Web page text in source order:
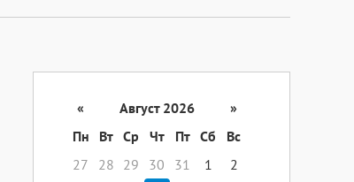
« Август 2026
»
Пн
Вт Ср Чт Пт Сб
Вс
27
28 29 30 31 1
2